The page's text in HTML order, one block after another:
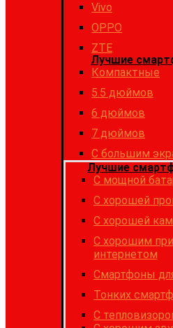
Vivo
OPPO
ZTE
Лучшие
Компактные
5.5 дюймов
6 дюймов
7 дюймов
С большим
Лучшие
C мощной
C хорошей
C хорошей
С хорошим
интернетом
Cмартфоны
Тонких
С